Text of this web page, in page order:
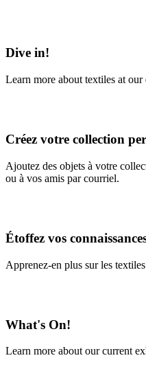
Dive in!
Learn more about textiles at our
Créez votre collection
Ajoutez des objets à votre
ou à vos amis par courriel.
Étoffez vos
Apprenez-en plus sur les
What's On!
Learn more about our current